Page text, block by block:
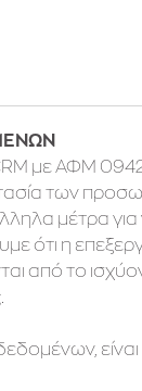
με ΑΦΜ
των
μέτρα
ότι η
από το